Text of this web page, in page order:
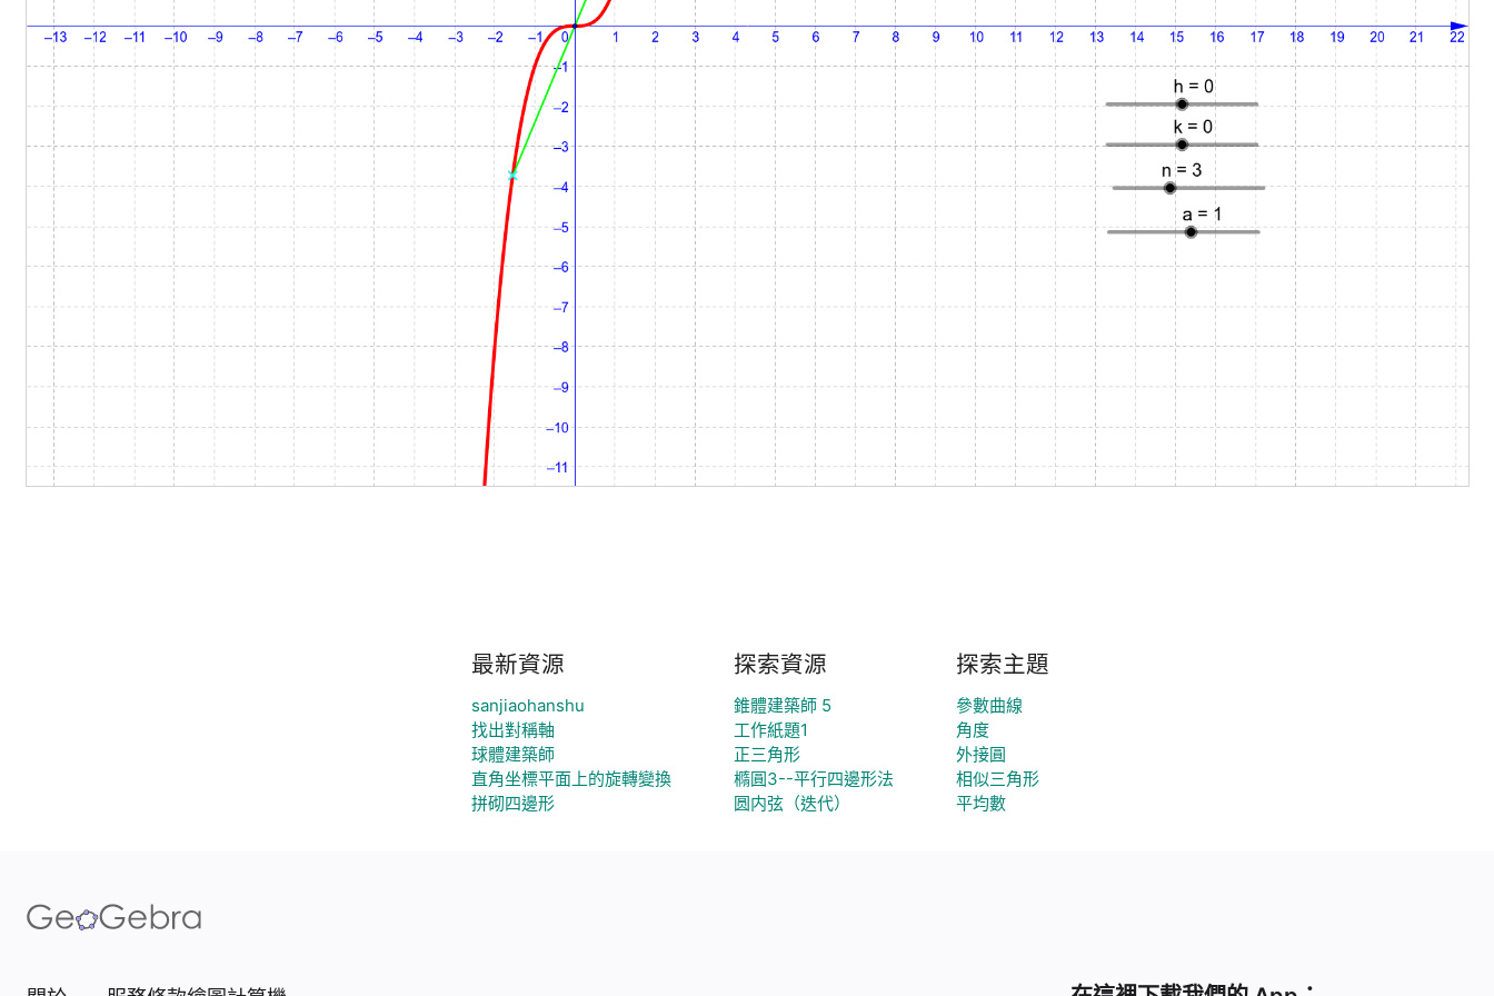
最新資源
sanjiaohanshu
找出對稱軸
球體建築師
直角坐標平面上的旋轉變換
拼砌四邊形
探索資源
錐體建築師 5
工作紙題1
正三角形
橢圓3--平行四邊形法
圆内弦（迭代）
探索主題
參數曲線
角度
外接圓
相似三角形
平均數